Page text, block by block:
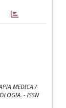
MEDICA /
- ISSN